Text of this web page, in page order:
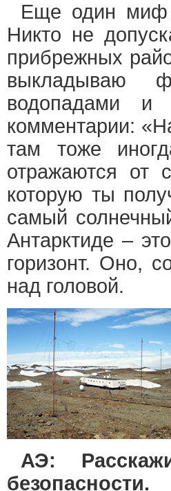
Еще один миф
Никто не
прибрежных
выкладываю
водопадами и
комментарии:
там тоже
отражаются от
которую ты
самый
Антарктиде –
горизонт. Оно,
над головой.
АЭ:
безопасности.